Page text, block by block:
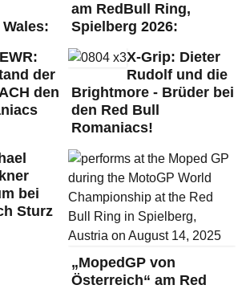
am RedBull Ring,
Spielberg 2026:
der
den
X-Grip: Dieter
Rudolf und die
Brightmore - Brüder bei
den Red Bull
Romaniacs!
bei
Sturz
„MopedGP von
Österreich“ am Red